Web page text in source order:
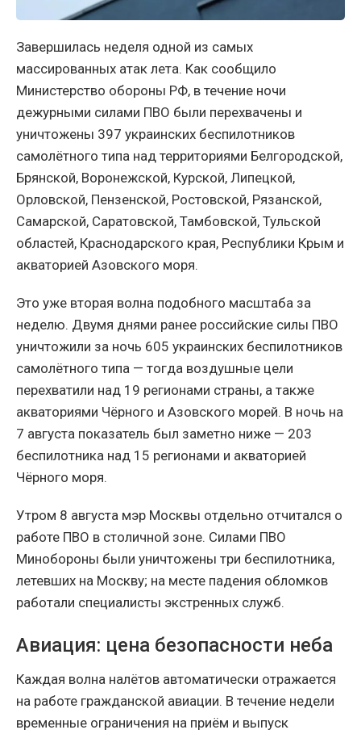
Завершилась неделя одной из самых
массированных атак лета. Как сообщило
Министерство обороны РФ, в течение ночи
дежурными силами ПВО были перехвачены и
уничтожены 397 украинских беспилотников
самолётного типа над территориями Белгородской,
Брянской, Воронежской, Курской, Липецкой,
Орловской, Пензенской, Ростовской, Рязанской,
Самарской, Саратовской, Тамбовской, Тульской
областей, Краснодарского края, Республики Крым и
акваторией Азовского моря.
Это уже вторая волна подобного масштаба за
неделю. Двумя днями ранее российские силы ПВО
уничтожили за ночь 605 украинских беспилотников
самолётного типа — тогда воздушные цели
перехватили над 19 регионами страны, а также
акваториями Чёрного и Азовского морей. В ночь на
7 августа показатель был заметно ниже — 203
беспилотника над 15 регионами и акваторией
Чёрного моря.
Утром 8 августа мэр Москвы отдельно отчитался о
работе ПВО в столичной зоне. Силами ПВО
Минобороны были уничтожены три беспилотника,
летевших на Москву; на месте падения обломков
работали специалисты экстренных служб.
Авиация: цена безопасности неба
Каждая волна налётов автоматически отражается
на работе гражданской авиации. В течение недели
временные ограничения на приём и выпуск